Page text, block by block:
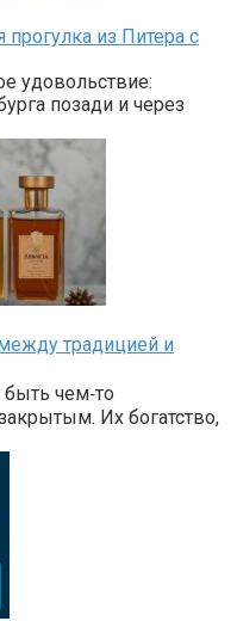
из Питера с
удовольствие:
позади и через
традицией и
чем‑то
Их богатство,